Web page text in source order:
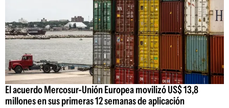
El acuerdo Mercosur-Unión Europea movilizó US$ 13,8
millones en sus primeras 12 semanas de aplicación